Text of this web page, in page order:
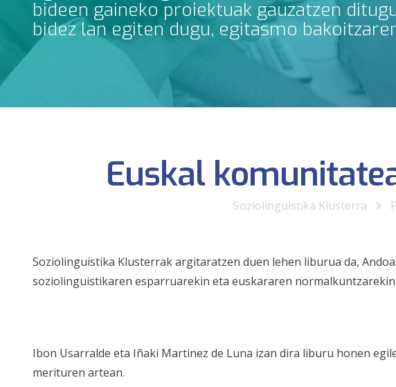
bideen gaineko proiektuak gauzatzen
bidez lan egiten dugu, egitasmo
Euskal
Soziolinguistika Klusterra
Soziolinguistika Klusterrak argitaratzen duen lehen liburua da,
soziolinguistikaren esparruarekin eta euskararen
Ibon Usarralde eta Iñaki Martinez de Luna izan dira liburu honen
merituren artean.